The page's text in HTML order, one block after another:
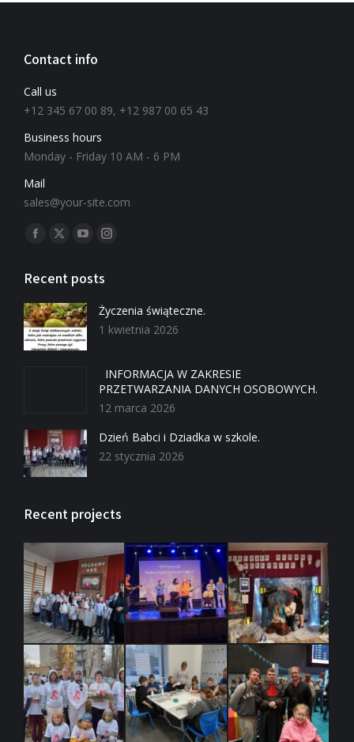
Contact info
Call us
+12 345 67 00 89, +12 987 00 65 43
Business hours
Monday - Friday 10 AM - 6 PM
Mail
sales@your-site.com
Znajdź nas na:
Recent posts
Życzenia świąteczne.
1 kwietnia 2026
INFORMACJA W ZAKRESIE
PRZETWARZANIA DANYCH OSOBOWYCH.
12 marca 2026
Dzień Babci i Dziadka w szkole.
22 stycznia 2026
Recent projects